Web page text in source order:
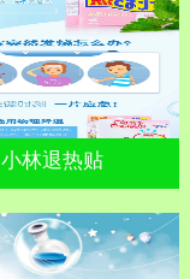
小林退热贴